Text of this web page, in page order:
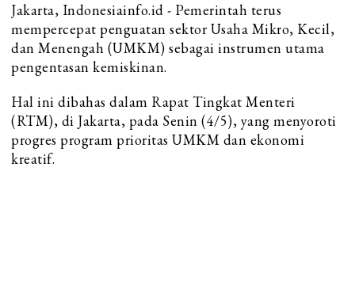
Jakarta, Indonesiainfo.id - Pemerintah terus
mempercepat penguatan sektor Usaha Mikro, Kecil,
dan Menengah (UMKM) sebagai instrumen utama
pengentasan kemiskinan.
Hal ini dibahas dalam Rapat Tingkat Menteri
(RTM), di Jakarta, pada Senin (4/5), yang menyoroti
progres program prioritas UMKM dan ekonomi
kreatif.